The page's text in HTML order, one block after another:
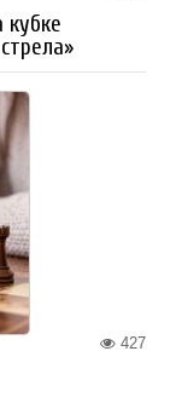
кубке
427